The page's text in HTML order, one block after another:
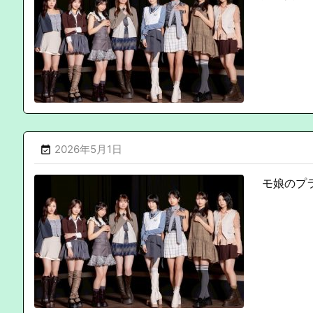
 2026年5月1日
モ娘のプ